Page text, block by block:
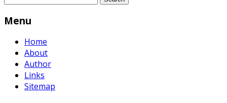
Menu
Home
About
Author
Links
Sitemap